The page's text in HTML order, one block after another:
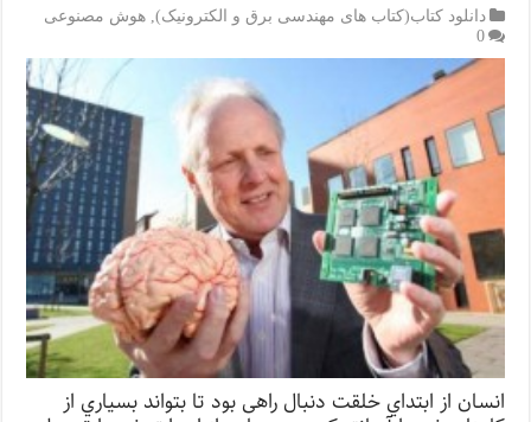
دانلود کتاب(کتاب های مهندسی برق و الکترونیک) ,هوش مصنوعی
0
انسان از ابتداي خلقت دنبال راهی بود تا بتواند بسیاري از